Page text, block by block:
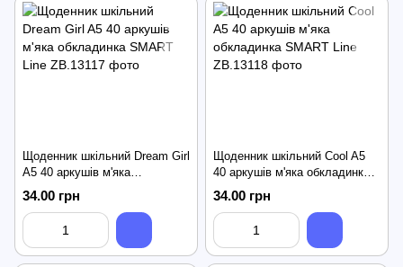
Щоденник шкільний Dream Girl
A5 40 аркушів м'яка
обкладинка SMART Line
34.00 грн
Щоденник шкільний Cool A5
40 аркушів м'яка обкладинка
SMART Line
34.00 грн